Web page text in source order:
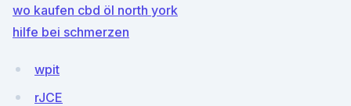
wo kaufen cbd öl north york
hilfe bei schmerzen
wpit
rJCE